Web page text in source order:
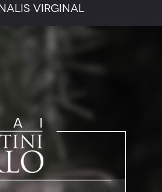
Virginal